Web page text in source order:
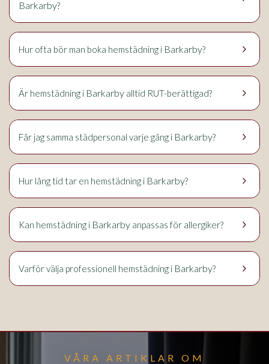
Barkarby?
keyboard_arrow_right
Hur ofta bör man boka hemstädning i Barkarby?
keyboard_arrow_right
Är hemstädning i Barkarby alltid RUT-berättigad?
keyboard_arrow_right
Får jag samma städpersonal varje gång i Barkarby?
keyboard_arrow_right
Hur lång tid tar en hemstädning i Barkarby?
keyboard_arrow_right
Kan hemstädning i Barkarby anpassas för allergiker?
keyboard_arrow_right
Varför välja professionell hemstädning i Barkarby?
VÅRA ARTIKLAR OM